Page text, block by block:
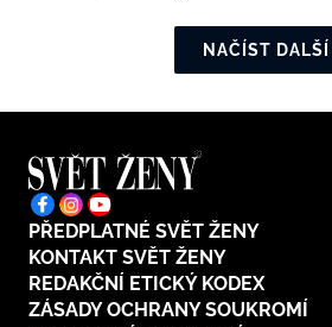
NAČÍST DALŠÍ
PŘEDPLATNÉ SVĚT ŽENY
KONTAKT SVĚT ŽENY
REDAKČNÍ ETICKÝ KODEX
ZÁSADY OCHRANY SOUKROMÍ